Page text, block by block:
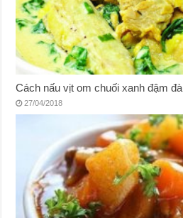
Cách nấu vịt om chuối xanh đậm đà
27/04/2018